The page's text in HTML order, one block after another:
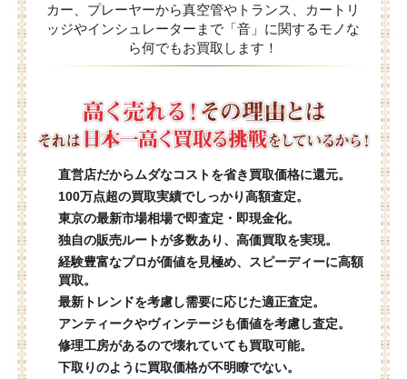
カー、プレーヤーから真空管やトランス、カートリ
ッジやインシュレーターまで「音」に関するモノな
ら何でもお買取します！
直営店だからムダなコストを省き買取価格に還元。
100万点超の買取実績でしっかり高額査定。
東京の最新市場相場で即査定・即現金化。
独自の販売ルートが多数あり、高価買取を実現。
経験豊富なプロが価値を見極め、スピーディーに高額
買取。
最新トレンドを考慮し需要に応じた適正査定。
アンティークやヴィンテージも価値を考慮し査定。
修理工房があるので壊れていても買取可能。
下取りのように買取価格が不明瞭でない。